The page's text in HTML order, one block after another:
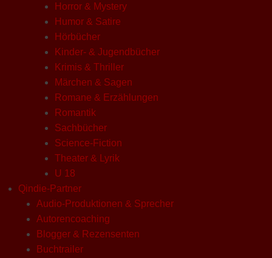
Horror & Mystery
Humor & Satire
Hörbücher
Kinder- & Jugendbücher
Krimis & Thriller
Märchen & Sagen
Romane & Erzählungen
Romantik
Sachbücher
Science-Fiction
Theater & Lyrik
U 18
Qindie-Partner
Audio-Produktionen & Sprecher
Autorencoaching
Blogger & Rezensenten
Buchtrailer